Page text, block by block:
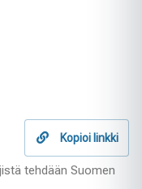
Kopioi linkki
tehdään Suomen